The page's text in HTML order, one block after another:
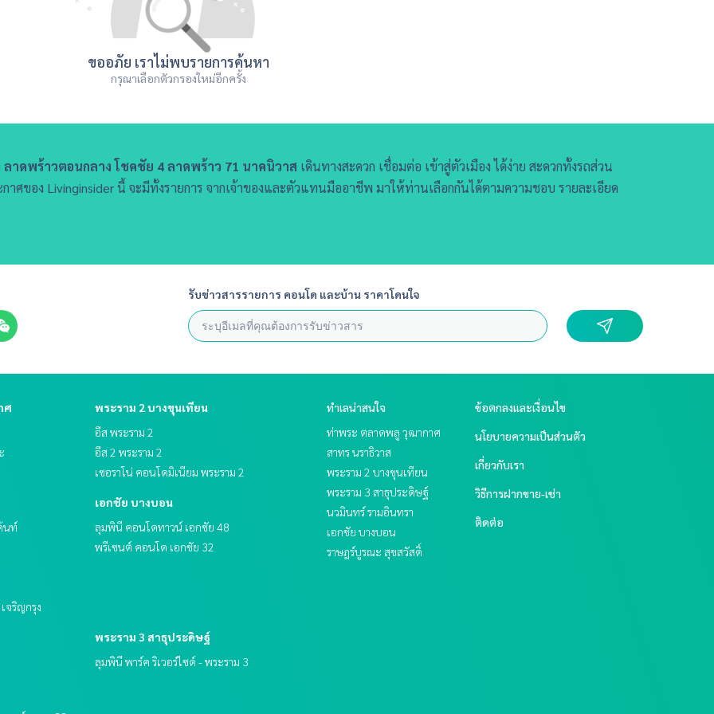
ขออภัย เราไม่พบรายการค้นหา
กรุณาเลือกตัวกรองใหม่อีกครั้ง
ลาดพร้าวตอนกลาง โชคชัย 4 ลาดพร้าว 71 นาคนิวาส เดินทางสะดวก เชื่อมต่อ เข้าสู่ตัวเมือง ได้ง่าย สะดวกทั้งรถส่วน
าศของ Livinginsider นี้ จะมีทั้งรายการ จากเจ้าของและตัวแทนมืออาชีพ มาให้ท่านเลือกกันได้ตามความชอบ รายละเอียด
รับข่าวสารรายการ คอนโด และบ้าน ราคาโดนใจ
ศ
พระราม 2 บางขุนเทียน
อีส พระราม 2
อีส 2 พระราม 2
เซอราโน่ คอนโดมิเนียม พระราม 2
นท์
จริญกรุง
เอกชัย บางบอน
ลุมพินี คอนโดทาวน์ เอกชัย 48
พรีเซนต์ คอนโด เอกชัย 32
พระราม 3 สาธุประดิษฐ์
ลุมพินี พาร์ค ริเวอร์ไซด์ - พระราม 3
ทำเลน่าสนใจ
ท่าพระ ตลาดพลู วุฒากาศ
สาทร นราธิวาส
พระราม 2 บางขุนเทียน
พระราม 3 สาธุประดิษฐ์
นวมินทร์ รามอินทรา
เอกชัย บางบอน
ราษฎร์บูรณะ สุขสวัสดิ์
ข้อตกลงและเงื่อนไข
นโยบายความเป็นส่วนตัว
เกี่ยวกับเรา
วิธีการฝากขาย-เช่า
ติดต่อ